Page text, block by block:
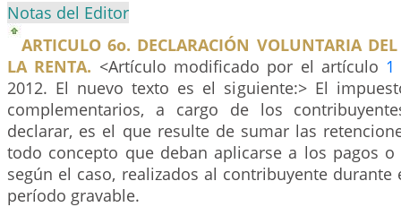
Notas del Editor
ARTICULO 6o. DECLARACIÓN VOLUNTARIA
LA RENTA. <Artículo modificado por el artículo 1
2012. El nuevo texto es el siguiente:> El
complementarios, a cargo de los
declarar, es el que resulte de sumar las
todo concepto que deban aplicarse a los pagos o
según el caso, realizados al contribuyente
período gravable.